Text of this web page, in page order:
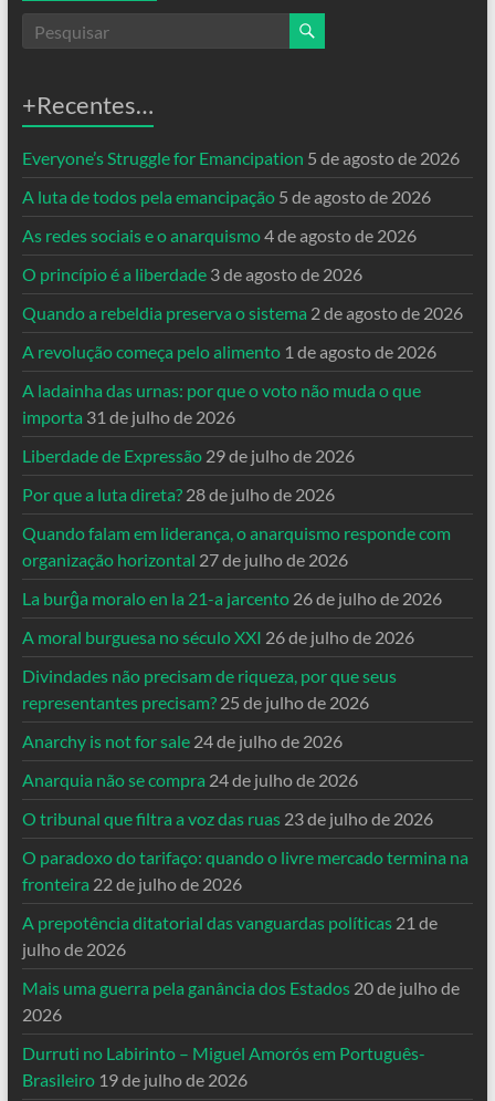
+Recentes…
Everyone’s Struggle for Emancipation 5 de agosto de 2026
A luta de todos pela emancipação 5 de agosto de 2026
As redes sociais e o anarquismo4 de agosto de 2026
O princípio é a liberdade 3 de agosto de 2026
Quando a rebeldia preserva o sistema 2 de agosto de 2026
A revolução começa pelo alimento 1 de agosto de 2026
A ladainha das urnas: por que o voto não muda o que
importa 31 de julho de 2026
Liberdade de Expressão 29 de julho de 2026
Por que a luta direta? 28 de julho de 2026
Quando falam em liderança, o anarquismo responde com
organização horizontal 27 de julho de 2026
La burĝa moralo en la 21-a jarcento 26 de julho de 2026
A moral burguesa no século XXI 26 de julho de 2026
Divindades não precisam de riqueza, por que seus
representantes precisam? 25 de julho de 2026
Anarchy is not for sale 24 de julho de 2026
Anarquia não se compra 24 de julho de 2026
O tribunal que filtra a voz das ruas 23 de julho de 2026
O paradoxo do tarifaço: quando o livre mercado termina na
fronteira 22 de julho de 2026
A prepotência ditatorial das vanguardas políticas 21 de
julho de 2026
Mais uma guerra pela ganância dos Estados 20 de julho de
2026
Durruti no Labirinto – Miguel Amorós em Português-
Brasileiro 19 de julho de 2026